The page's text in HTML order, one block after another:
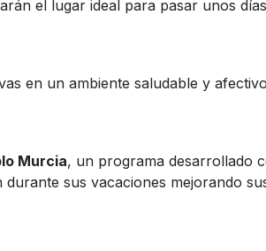
el lugar ideal para pasar unos
en un ambiente saludable y
Murcia, un programa desarrollado
sus vacaciones mejorando